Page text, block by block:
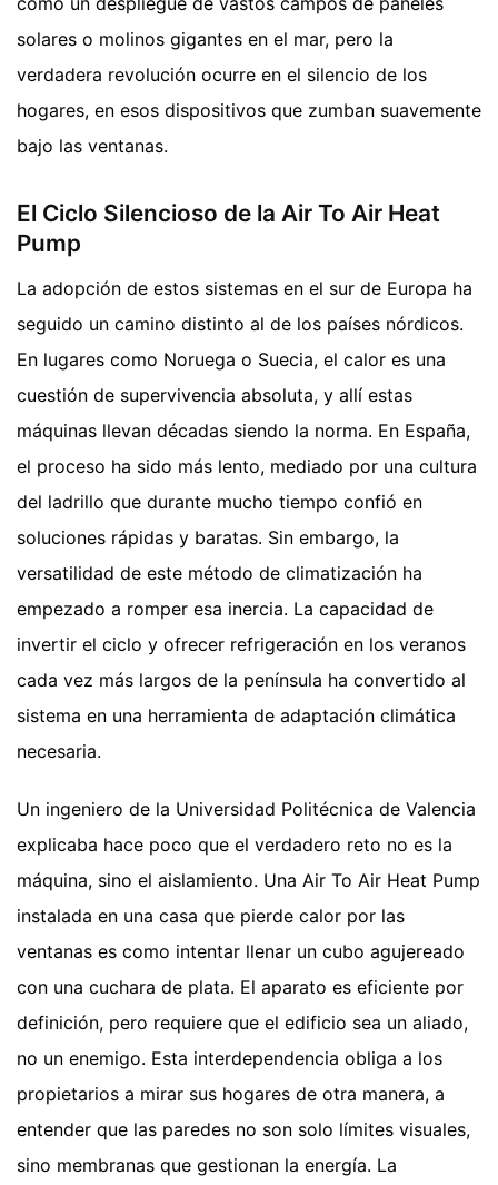
solares o molinos gigantes en el mar, pero la
verdadera revolución ocurre en el silencio de los
hogares, en esos dispositivos que zumban suavemente
bajo las ventanas.
El Ciclo Silencioso de la Air To Air Heat
Pump
La adopción de estos sistemas en el sur de Europa ha
seguido un camino distinto al de los países nórdicos.
En lugares como Noruega o Suecia, el calor es una
cuestión de supervivencia absoluta, y allí estas
máquinas llevan décadas siendo la norma. En España,
el proceso ha sido más lento, mediado por una cultura
del ladrillo que durante mucho tiempo confió en
soluciones rápidas y baratas. Sin embargo, la
versatilidad de este método de climatización ha
empezado a romper esa inercia. La capacidad de
invertir el ciclo y ofrecer refrigeración en los veranos
cada vez más largos de la península ha convertido al
sistema en una herramienta de adaptación climática
necesaria.
Un ingeniero de la Universidad Politécnica de Valencia
explicaba hace poco que el verdadero reto no es la
máquina, sino el aislamiento. Una Air To Air Heat Pump
instalada en una casa que pierde calor por las
ventanas es como intentar llenar un cubo agujereado
con una cuchara de plata. El aparato es eficiente por
definición, pero requiere que el edificio sea un aliado,
no un enemigo. Esta interdependencia obliga a los
propietarios a mirar sus hogares de otra manera, a
entender que las paredes no son solo límites visuales,
sino membranas que gestionan la energía. La